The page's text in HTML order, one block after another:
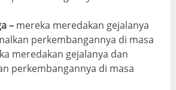
– mereka meredakan gejalanya
perkembangannya di masa
meredakan gejalanya dan
perkembangannya di masa